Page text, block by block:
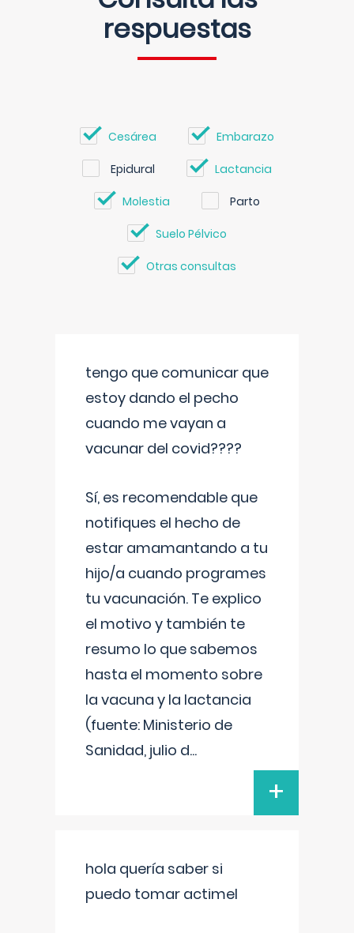
respuestas
Cesárea Embarazo
Epidural Lactancia
Molestia Parto
Suelo Pélvico
Otras consultas
tengo que comunicar que
estoy dando el pecho
cuando me vayan a
vacunar del covid????
Sí, es recomendable que
notifiques el hecho de
estar amamantando a tu
hijo/a cuando programes
tu vacunación. Te explico
el motivo y también te
resumo lo que sabemos
hasta el momento sobre
la vacuna y la lactancia
(fuente: Ministerio de
Sanidad, julio d...
+
hola quería saber si
puedo tomar actimel